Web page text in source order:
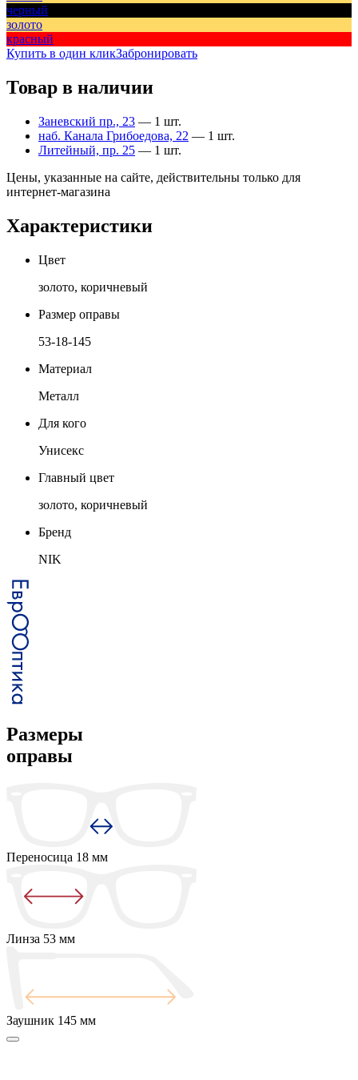
черный
золото
красный
Купить в один кликЗабронировать
Товар в наличии
Заневский пр., 23 — 1 шт.
наб. Канала Грибоедова, 22 — 1 шт.
Литейный, пр. 25 — 1 шт.
Цены, указанные на сайте, действительны только для
интернет-магазина
Характеристики
Цвет
золото, коричневый
Размер оправы
53-18-145
Материал
Металл
Для кого
Унисекс
Главный цвет
золото, коричневый
Бренд
NIK
Размеры
оправы
Переносица 18 мм
Линза 53 мм
Заушник 145 мм